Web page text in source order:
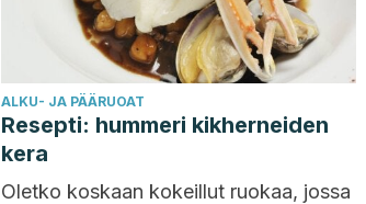
ALKU- JA PÄÄRUOAT
Resepti: hummeri kikherneiden
kera
Oletko koskaan kokeillut ruokaa, jossa